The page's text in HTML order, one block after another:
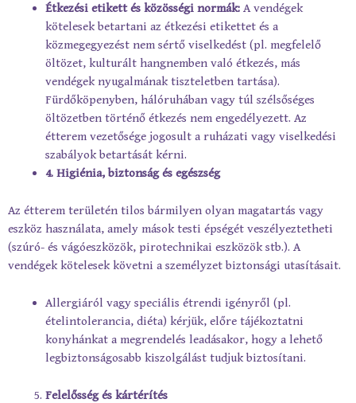
Étkezési etikett és közösségi normák:A vendégek
kötelesek betartani az étkezési etikettet és a
közmegegyezést nem sértő viselkedést (pl. megfelelő
öltözet, kulturált hangnemben való étkezés, más
vendégek nyugalmának tiszteletben tartása).
Fürdőköpenyben, hálóruhában vagy túl szélsőséges
öltözetben történő étkezés nem engedélyezett. Az
étterem vezetősége jogosult a ruházati vagy viselkedési
szabályok betartását kérni.
4. Higiénia, biztonság és egészség
Az étterem területén tilos bármilyen olyan magatartás vagy
eszköz használata, amely mások testi épségét veszélyeztetheti
(szúró- és vágóeszközök, pirotechnikai eszközök stb.). A
vendégek kötelesek követni a személyzet biztonsági utasításait.
Allergiáról vagy speciális étrendi igényről (pl.
ételintolerancia, diéta) kérjük, előre tájékoztatni
konyhánkat a megrendelés leadásakor, hogy a lehető
legbiztonságosabb kiszolgálást tudjuk biztosítani.
Felelősség és kártérítés